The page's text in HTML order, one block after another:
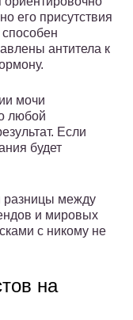
его присутствия
антитела к
мочи
любой
Если
будет
разницы между
и мировых
с никому не
на